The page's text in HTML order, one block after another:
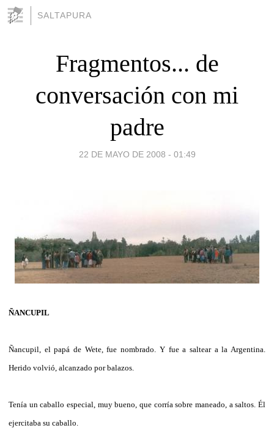
SALTAPURA
Fragmentos... de
conversación con mi
padre
22 DE MAYO DE 2008 - 01:49
ÑANCUPIL
Ñancupil, el papá de Wete, fue nombrado. Y fue a saltear a la Argentina.
Herido volvió, alcanzado por balazos.
Tenía un caballo especial, muy bueno, que corría sobre maneado, a saltos. Él
ejercitaba su caballo.